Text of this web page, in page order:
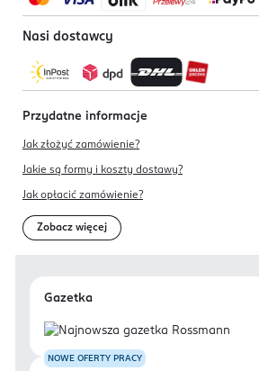
Nasi dostawcy
Przydatne informacje
Jak złożyć zamówienie?
Jakie są formy i koszty dostawy?
Jak opłacić zamówienie?
Zobacz więcej
Gazetka
NOWE OFERTY PRACY